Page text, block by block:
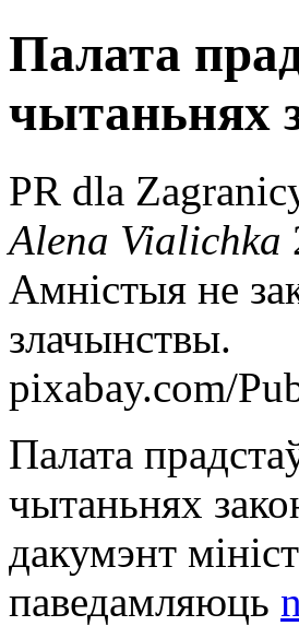
Палата
чытаньнях
PR dla
Alena Vialichka
Амністыя не
злачынствы.
pixabay.com/
Палата
чытаньнях
дакумэнт
паведамляюць